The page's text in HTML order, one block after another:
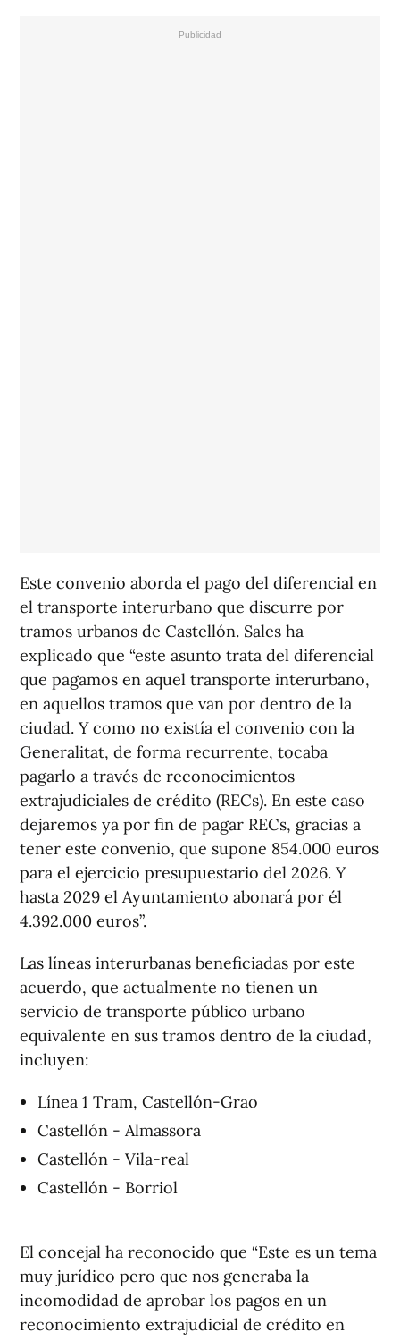
Este convenio aborda el pago del diferencial en
el transporte interurbano que discurre por
tramos urbanos de Castellón. Sales ha
explicado que “este asunto trata del diferencial
que pagamos en aquel transporte interurbano,
en aquellos tramos que van por dentro de la
ciudad. Y como no existía el convenio con la
Generalitat, de forma recurrente, tocaba
pagarlo a través de reconocimientos
extrajudiciales de crédito (RECs). En este caso
dejaremos ya por fin de pagar RECs, gracias a
tener este convenio, que supone 854.000 euros
para el ejercicio presupuestario del 2026. Y
hasta 2029 el Ayuntamiento abonará por él
4.392.000 euros”.
Las líneas interurbanas beneficiadas por este
acuerdo, que actualmente no tienen un
servicio de transporte público urbano
equivalente en sus tramos dentro de la ciudad,
incluyen:
Línea 1 Tram, Castellón-Grao
Castellón - Almassora
Castellón - Vila-real
Castellón - Borriol
El concejal ha reconocido que “Este es un tema
muy jurídico pero que nos generaba la
incomodidad de aprobar los pagos en un
reconocimiento extrajudicial de crédito en